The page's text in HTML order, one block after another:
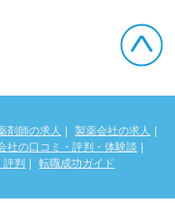
剤師の求人
製薬会社の求人
社の口コミ・評判・体験談
評判
転職成功ガイド